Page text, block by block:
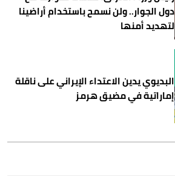
دول الجوار.. ولن نسمح باستخدام أراضينا
لتهديد أمنها
البديوي يدين الاعتداء الإيراني على ناقلة
إماراتية في مضيق هرمز